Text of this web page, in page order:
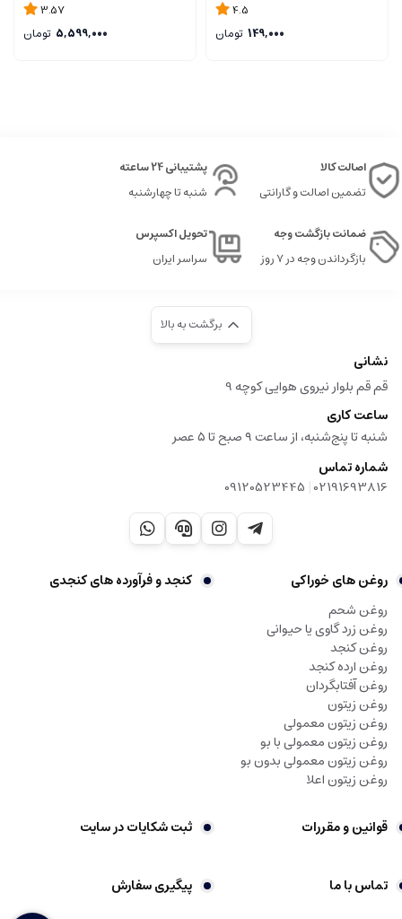
4.5
149,000 تومان
3.57
5,599,000 تومان
اصالت کالا
تضمین اصالت و گارانتی
پشتیبانی 24 ساعته
شنبه تا چهارشنبه
ضمانت بازگشت وجه
بازگرداندن وجه در ۷ روز
تحویل اکسپرس
سراسر ایران
برگشت به بالا
نشانی
قم قم بلوار نیروی هوایی کوچه 9
ساعت کاری
شنبه تا پنج‌شنبه، از ساعت ۹ صبح تا ۵ عصر
شماره تماس
02191693816
|
09120523445
روغن های خوراکی
روغن شحم
روغن زرد گاوی یا حیوانی
روغن کنجد
روغن ارده کنجد
روغن آفتابگردان
روغن زیتون
روغن زیتون معمولی
روغن زیتون معمولی با بو
روغن زیتون معمولی بدون بو
روغن زیتون اعلا
کنجد و فرآورده های کنجدی
قوانین و مقررات ثبت شکایات در سایت
تماس با ما پیگیری سفارش